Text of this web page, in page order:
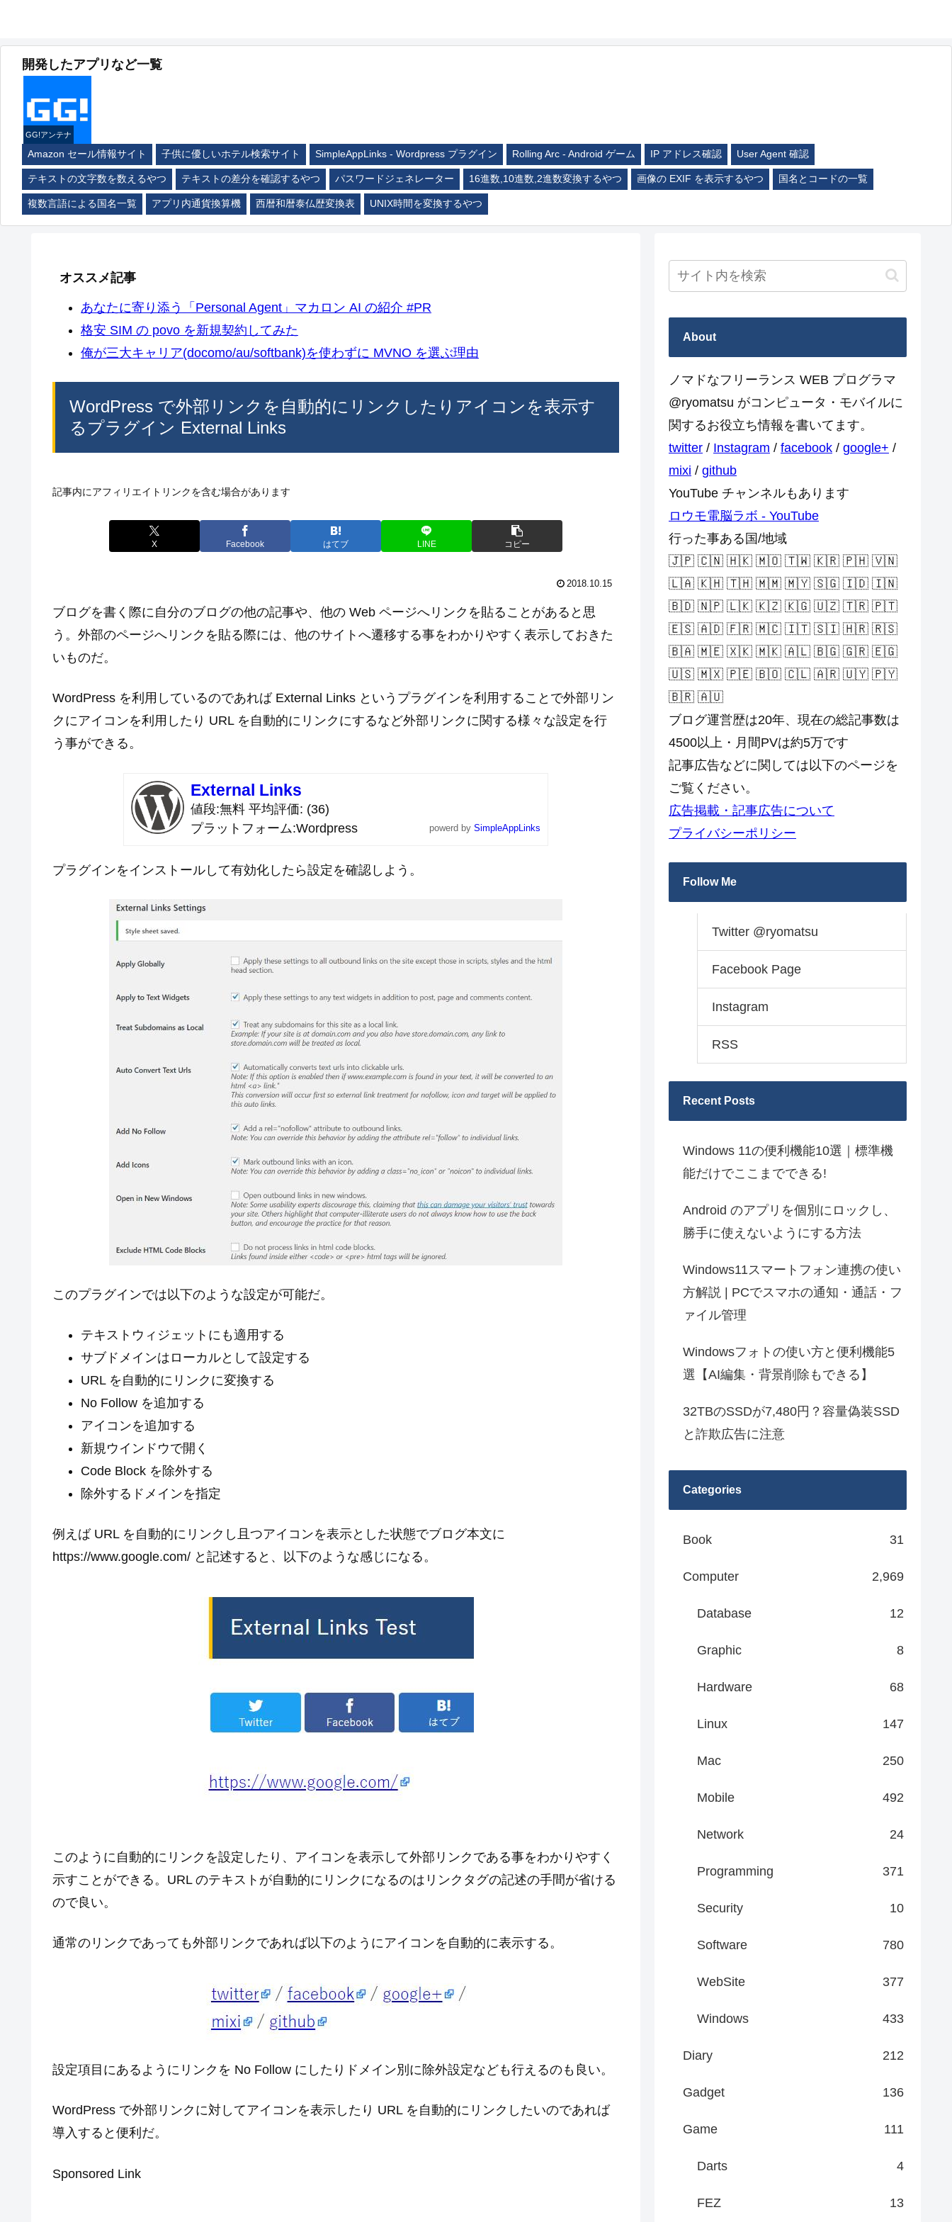
開発したアプリなど一覧
GG!アンテナ
Amazon セール情報サイト 子供に優しいホテル検索サイト SimpleAppLinks - Wordpress プラグイン Rolling Arc - Android ゲーム IP アドレス確認 User Agent 確認
テキストの文字数を数えるやつ テキストの差分を確認するやつ パスワードジェネレーター 16進数,10進数,2進数変換するやつ 画像の EXIF を表示するやつ 国名とコードの一覧
複数言語による国名一覧 アプリ内通貨換算機 西暦和暦泰仏歴変換表 UNIX時間を変換するやつ
オススメ記事
あなたに寄り添う「Personal Agent」マカロン AI の紹介 #PR
格安 SIM の povo を新規契約してみた
俺が三大キャリア(docomo/au/softbank)を使わずに MVNO を選ぶ理由
WordPress で外部リンクを自動的にリンクしたりアイコンを表示す
るプラグイン External Links
記事内にアフィリエイトリンクを含む場合があります
X Facebook はてブ LINE コピー
2018.10.15
ブログを書く際に自分のブログの他の記事や、他の Web ページへリンクを貼ることがあると思
う。外部のページへリンクを貼る際には、他のサイトへ遷移する事をわかりやすく表示しておきた
いものだ。
WordPress を利用しているのであれば External Links というプラグインを利用することで外部リン
クにアイコンを利用したり URL を自動的にリンクにするなど外部リンクに関する様々な設定を行
う事ができる。
External Links
値段 無料 平均評価 (36)
プラットフォーム Wordpress powerd by SimpleAppLinks
プラグインをインストールして有効化したら設定を確認しよう。
このプラグインでは以下のような設定が可能だ。
テキストウィジェットにも適用する
サブドメインはローカルとして設定する
URL を自動的にリンクに変換する
No Follow を追加する
アイコンを追加する
新規ウインドウで開く
Code Block を除外する
除外するドメインを指定
例えば URL を自動的にリンクし且つアイコンを表示とした状態でブログ本文に
https://www.google.com/ と記述すると、以下のような感じになる。
このように自動的にリンクを設定したり、アイコンを表示して外部リンクである事をわかりやすく
示すことができる。URL のテキストが自動的にリンクになるのはリンクタグの記述の手間が省ける
ので良い。
通常のリンクであっても外部リンクであれば以下のようにアイコンを自動的に表示する。
設定項目にあるようにリンクを No Follow にしたりドメイン別に除外設定なども行えるのも良い。
WordPress で外部リンクに対してアイコンを表示したり URL を自動的にリンクしたいのであれば
導入すると便利だ。
Sponsored Link
About
ノマドなフリーランス WEB プログラマ
@ryomatsu がコンピュータ・モバイルに
関するお役立ち情報を書いてます。
twitter / Instagram / facebook / google+ /
mixi / github
YouTube チャンネルもあります
ロウモ電脳ラボ - YouTube
行った事ある国/地域
🇯🇵 🇨🇳 🇭🇰 🇲🇴 🇹🇼 🇰🇷 🇵🇭 🇻🇳
🇱🇦 🇰🇭 🇹🇭 🇲🇲 🇲🇾 🇸🇬 🇮🇩 🇮🇳
🇧🇩 🇳🇵 🇱🇰 🇰🇿 🇰🇬 🇺🇿 🇹🇷 🇵🇹
🇪🇸 🇦🇩 🇫🇷 🇲🇨 🇮🇹 🇸🇮 🇭🇷 🇷🇸
🇧🇦 🇲🇪 🇽🇰 🇲🇰 🇦🇱 🇧🇬 🇬🇷 🇪🇬
🇺🇸 🇲🇽 🇵🇪 🇧🇴 🇨🇱 🇦🇷 🇺🇾 🇵🇾
🇧🇷 🇦🇺
ブログ運営歴は20年、現在の総記事数は
4500以上・月間PVは約5万です
記事広告などに関しては以下のページを
ご覧ください。
広告掲載・記事広告について
プライバシーポリシー
Follow Me
Twitter @ryomatsu
Facebook Page
Instagram
RSS
Recent Posts
Windows 11の便利機能10選｜標準機
能だけでここまでできる!
Android のアプリを個別にロックし、
勝手に使えないようにする方法
Windows11スマートフォン連携の使い
方解説 | PCでスマホの通知・通話・フ
ァイル管理
Windowsフォトの使い方と便利機能5
選【AI編集・背景削除もできる】
32TBのSSDが7,480円？容量偽装SSD
と詐欺広告に注意
Categories
Book 31
Computer 2,969
Database 12
Graphic 8
Hardware 68
Linux 147
Mac 250
Mobile 492
Network 24
Programming 371
Security 10
Software 780
WebSite 377
Windows 433
Diary 212
Gadget 136
Game 111
Darts 4
FEZ 13